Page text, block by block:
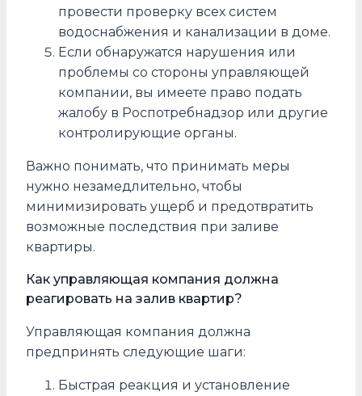
провести проверку всех систем
водоснабжения и канализации в доме.
Если обнаружатся нарушения или
проблемы со стороны управляющей
компании, вы имеете право подать
жалобу в Роспотребнадзор или другие
контролирующие органы.
Важно понимать, что принимать меры
нужно незамедлительно, чтобы
минимизировать ущерб и предотвратить
возможные последствия при заливе
квартиры.
Как управляющая компания должна
реагировать на залив квартир?
Управляющая компания должна
предпринять следующие шаги:
Быстрая реакция и установление